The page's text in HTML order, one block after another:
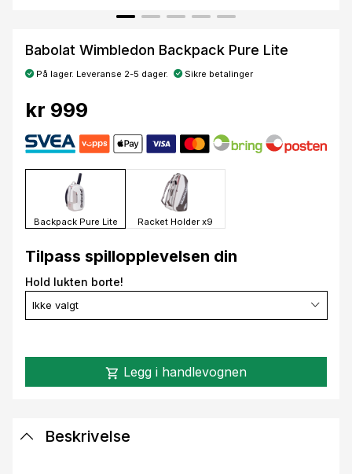
Babolat Wimbledon Backpack Pure Lite
På lager. Leveranse 2-5 dager. Sikre betalinger
kr 999
Backpack Pure Lite Racket Holder x9
Tilpass spillopplevelsen din
Hold lukten borte!
Ikke valgt
shopping_cart Legg i handlevognen
Beskrivelse